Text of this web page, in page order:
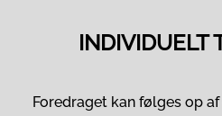
INDIVIDUELT
Foredraget kan følges op